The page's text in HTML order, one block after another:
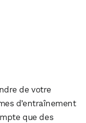
de votre
d’entraînement
que des